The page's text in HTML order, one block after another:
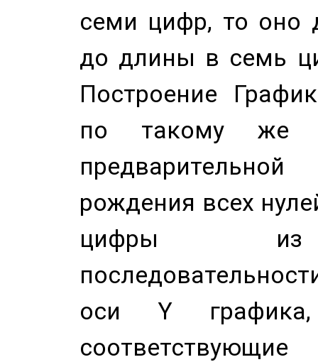
семи цифр, то оно
до длины в семь
Построение
по такому же
рождения всех
цифры из
оси Y